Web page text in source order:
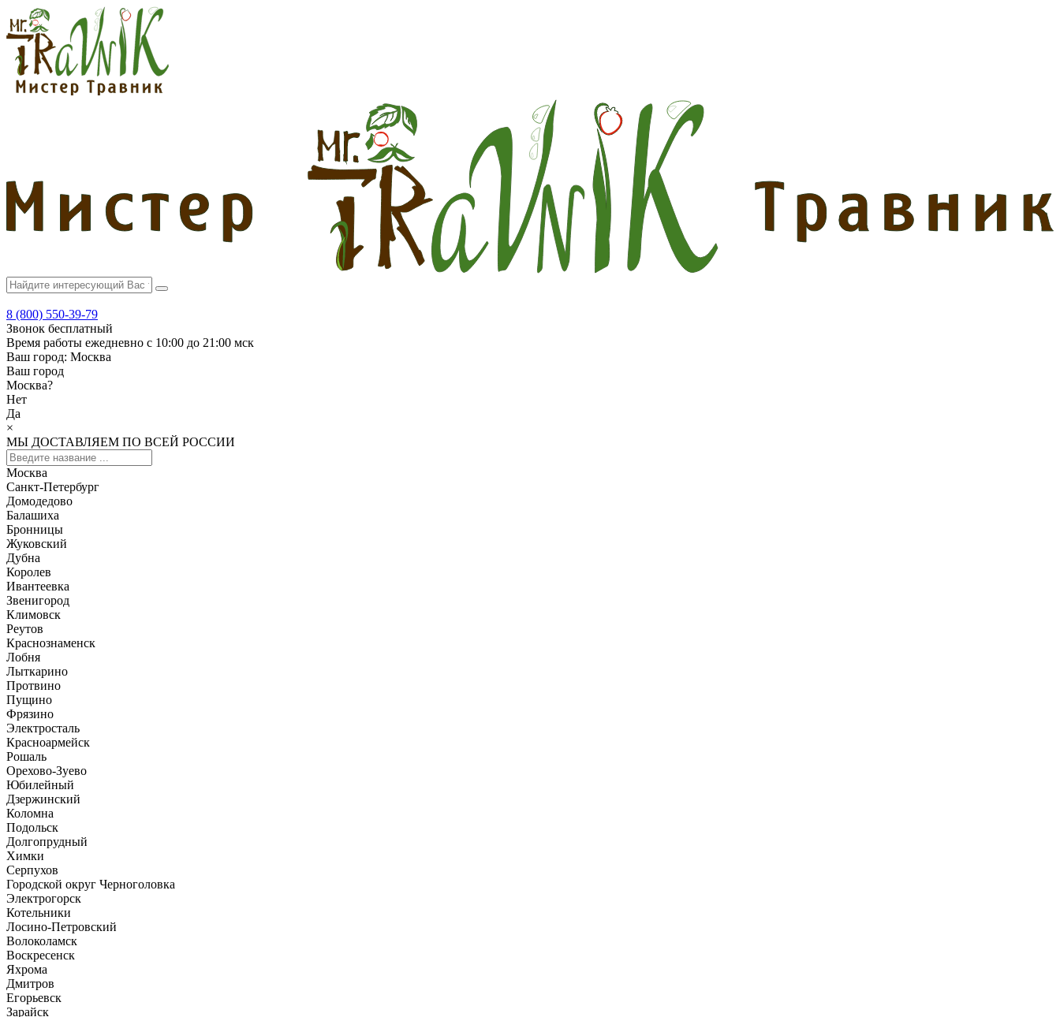
8 (800) 550-39-79
Звонок бесплатный
Время работы ежедневно с 10:00 до 21:00 мск
Ваш город: Москва
Ваш город
Москва?
Нет
Да
×
МЫ ДОСТАВЛЯЕМ ПО ВСЕЙ РОССИИ
Москва
Санкт-Петербург
Домодедово
Балашиха
Бронницы
Жуковский
Дубна
Королев
Ивантеевка
Звенигород
Климовск
Реутов
Краснознаменск
Лобня
Лыткарино
Протвино
Пущино
Фрязино
Электросталь
Красноармейск
Рошаль
Орехово-Зуево
Юбилейный
Дзержинский
Коломна
Подольск
Долгопрудный
Химки
Серпухов
Городской округ Черноголовка
Электрогорск
Котельники
Лосино-Петровский
Волоколамск
Воскресенск
Яхрома
Дмитров
Егорьевск
Зарайск